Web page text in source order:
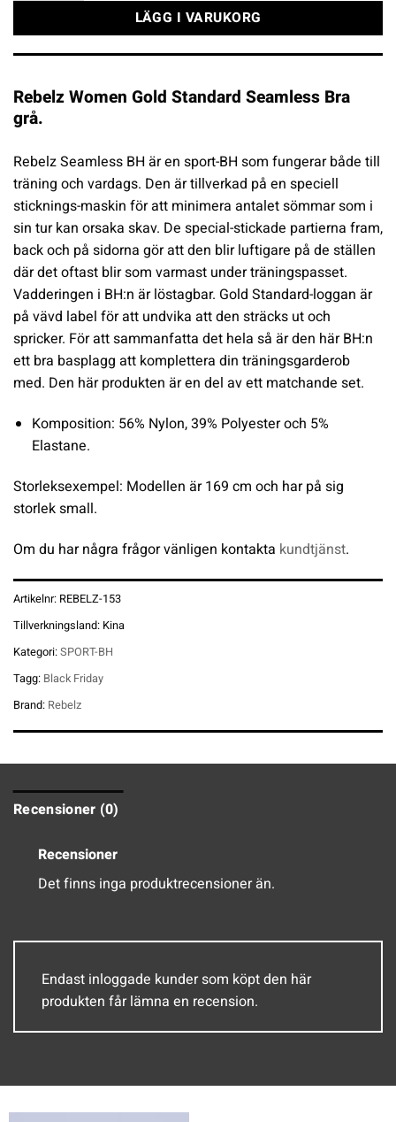
LÄGG I VARUKORG
Rebelz Women Gold Standard Seamless Bra
grå.
Rebelz Seamless BH är en sport-BH som fungerar både till
träning och vardags. Den är tillverkad på en speciell
sticknings-maskin för att minimera antalet sömmar som i
sin tur kan orsaka skav. De special-stickade partierna fram,
back och på sidorna gör att den blir luftigare på de ställen
där det oftast blir som varmast under träningspasset.
Vadderingen i BH:n är löstagbar. Gold Standard-loggan är
på vävd label för att undvika att den sträcks ut och
spricker. För att sammanfatta det hela så är den här BH:n
ett bra basplagg att komplettera din träningsgarderob
med. Den här produkten är en del av ett matchande set.
Komposition: 56% Nylon, 39% Polyester och 5%
Elastane.
Storleksexempel: Modellen är 169 cm och har på sig
storlek small.
Om du har några frågor vänligen kontakta kundtjänst.
Artikelnr: REBELZ-153
Tillverkningsland: Kina
Kategori:SPORT-BH
Tagg: Black Friday
Brand: Rebelz
Recensioner (0)
Recensioner
Det finns inga produktrecensioner än.
Endast inloggade kunder som köpt den här
produkten får lämna en recension.